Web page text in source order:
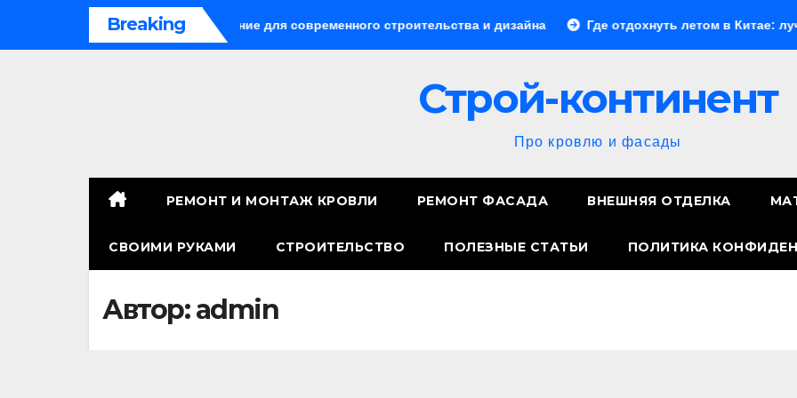
Breaking
решение для современного строительства и дизайна Где отдохнуть летом в Китае: лучшие
Строй-континент
Про кровлю и фасады
РЕМОНТ И МОНТАЖ КРОВЛИ РЕМОНТ ФАСАДА ВНЕШНЯЯ ОТДЕЛКА
СВОИМИ РУКАМИ СТРОИТЕЛЬСТВО ПОЛЕЗНЫЕ СТАТЬИ ПОЛИТИКА
Автор:admin